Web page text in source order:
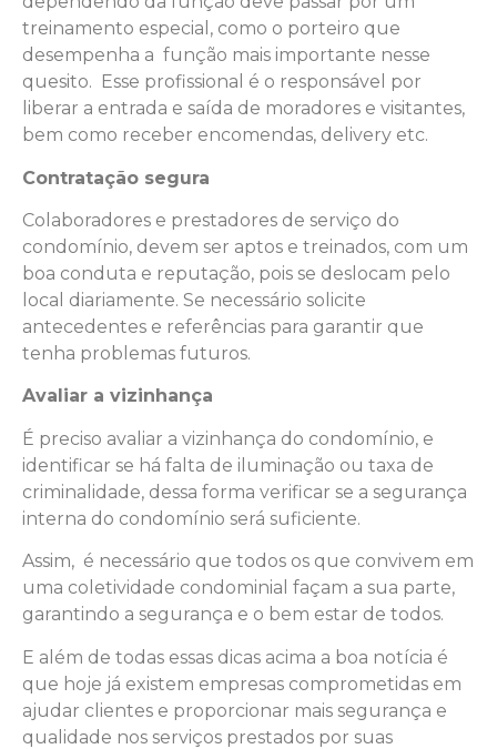
treinamento especial, como o porteiro que
desempenha a função mais importante nesse
quesito. Esse profissional é o responsável por
liberar a entrada e saída de moradores e visitantes,
bem como receber encomendas, delivery etc.
Contratação segura
Colaboradores e prestadores de serviço do
condomínio, devem ser aptos e treinados, com um
boa conduta e reputação, pois se deslocam pelo
local diariamente. Se necessário solicite
antecedentes e referências para garantir que
tenha problemas futuros.
Avaliar a vizinhança
É preciso avaliar a vizinhança do condomínio, e
identificar se há falta de iluminação ou taxa de
criminalidade, dessa forma verificar se a segurança
interna do condomínio será suficiente.
Assim, é necessário que todos os que convivem em
uma coletividade condominial façam a sua parte,
garantindo a segurança e o bem estar de todos.
E além de todas essas dicas acima a boa notícia é
que hoje já existem empresas comprometidas em
ajudar clientes e proporcionar mais segurança e
qualidade nos serviços prestados por suas